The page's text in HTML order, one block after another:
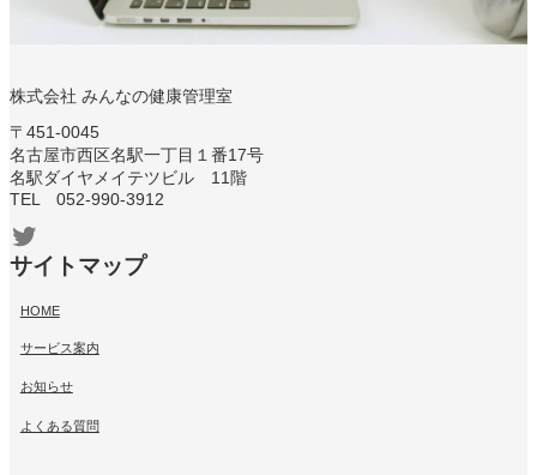
株式会社 みんなの健康管理室
〒451-0045
名古屋市西区名駅一丁目１番17号
名駅ダイヤメイテツビル 11階
TEL 052-990-3912
Twitter
サイトマップ
HOME
サービス案内
お知らせ
よくある質問